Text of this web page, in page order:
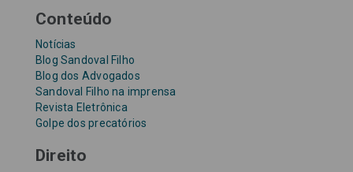
Conteúdo
Notícias
Blog Sandoval Filho
Blog dos Advogados
Sandoval Filho na imprensa
Revista Eletrônica
Golpe dos precatórios
Direito